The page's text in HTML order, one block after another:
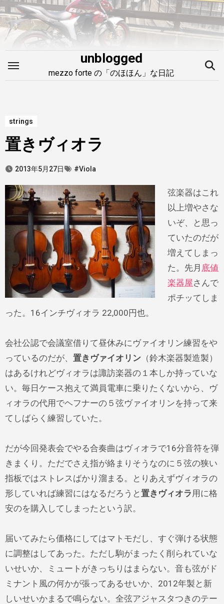
内
容
を
unblogged
mezzo forte の「のほほん」な日記
strings
置きヴィオラ
2013年5月27日 #Viola
弦楽器はこれ
以上増やさな
いぞ、と思っ
ていたのだが
増えてしまっ
た。先月 底値
楽器屋さんで
ポチッてしま
った。16インチヴィオラ 22,000円也。
会社公認で会議室借りて昼休みにヴァイオリン練習をや
っているのだが、 置きヴァイオリン（鈴木楽器製造製）
はあるけれどヴィオラは諏訪楽器の１本しか持っていな
い。毎日ケース抱えて満員電車に乗りたくないから、ヴ
ィオラの代用でヘフナーの５弦ヴァイオリンを持って来
てしばらく練習していた。
だが今回発表会でやる合奏曲はヴィオラで16分音符を弾
きまくり。ただでさえ指が絡まりそうなのに５弦の狭い
指板ではストレスばかり溜まる。とりあえずヴィオラの
形していれば練習にはなるだろうと 置きヴィオラ用に格
安のを購入してしまったという訳。
届いてみたら価格にしてはマトモだし、すぐ弾ける状態
に調整はしてあった。ただし駒がまったく削られていな
いせいか、ミュートがきっちりはまらない。音も弦がド
ミナント風の何かが張ってあるせいか、2012年製と新
しいせいかまるで鳴らない。全弦アジャスタつきのテー